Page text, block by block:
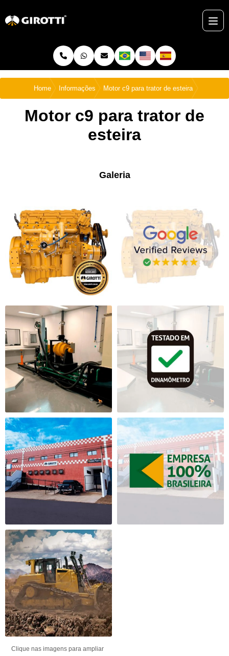
Home Informações Motor c9 para trator de esteira
Motor c9 para trator de
esteira
Galeria
Clique nas imagens para ampliar